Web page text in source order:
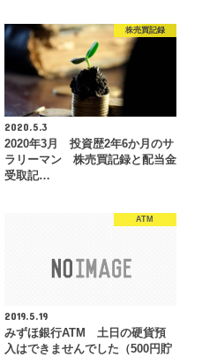
株売買記録
2020.5.3
2020年3月 投資歴2年6か月のサ
ラリーマン 株売買記録と配当金
受取記…
ATM
2019.5.19
みずほ銀行ATM 土日の硬貨預
入はできませんでした（500円貯